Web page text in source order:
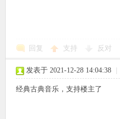
回复 支持 反对
发表于 2021-12-28 14:04:38
经典古典音乐，支持楼主了